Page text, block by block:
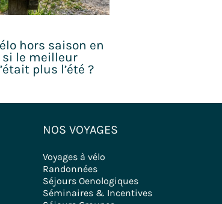
hors saison en
si le meilleur
plus l’été ?
NOS VOYAGES
Voyages à vélo
Randonnées
Séjours Oenologiques
Séminaires & Incentives